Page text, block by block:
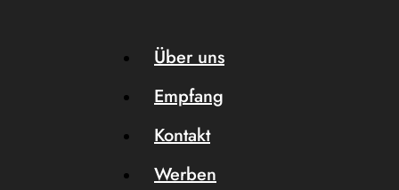
Über uns
Empfang
Kontakt
Werben